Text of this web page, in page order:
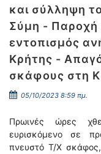
και σύλληψη
Σύμη - Παροχή
εντοπισμός
Κρήτης -
σκάφους στη
05/10/2023 8:59 πμ.
Πρωινές ώρες
ευρισκόμενο σε
πνευστό Τ/Χ σκάφος,